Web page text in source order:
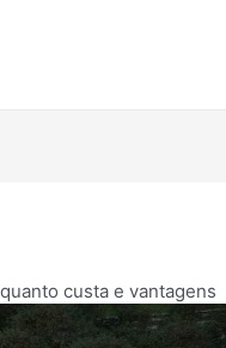
custa e vantagens